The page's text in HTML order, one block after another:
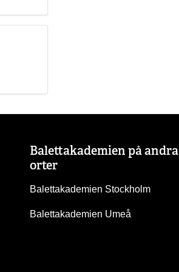
Balettakademien på andra
orter
Balettakademien Stockholm
Balettakademien Umeå